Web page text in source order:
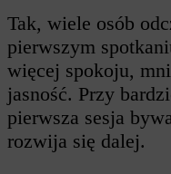
Tak, wiele osób
pierwszym
więcej spokoju,
jasność. Przy
pierwsza sesja
rozwija się dalej.